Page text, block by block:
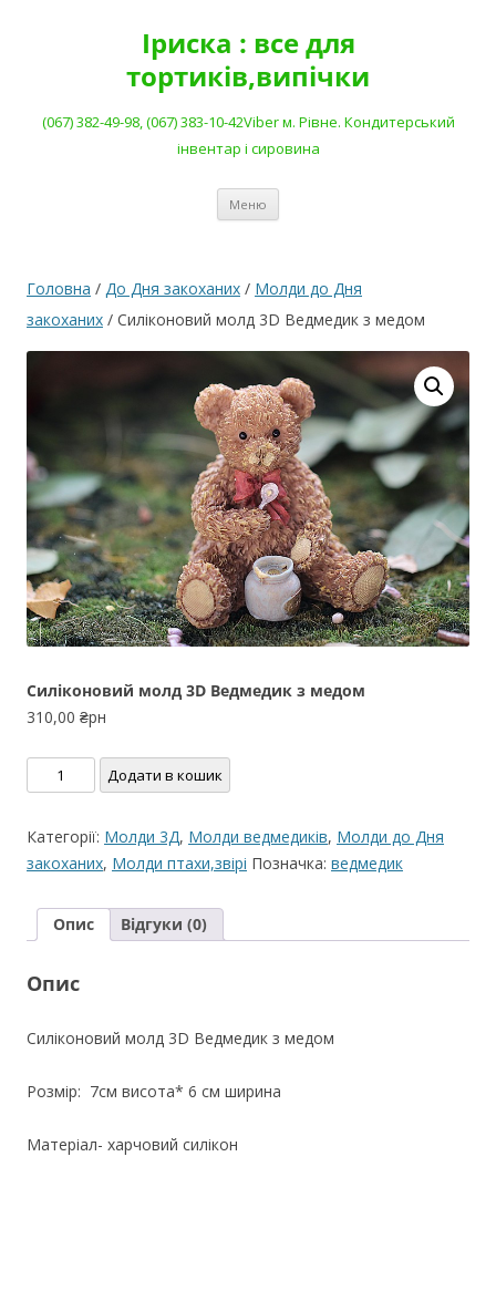
Іриска : все для
тортиків,випічки
(067) 382-49-98, (067) 383-10-42Viber м. Рівне. Кондитерський
інвентар і сировина
Меню
Головна / До Дня закоханих / Молди до Дня
закоханих / Силіконовий молд 3D Ведмедик з медом
Силіконовий молд 3D Ведмедик з медом
310,00 ₴рн
Силіконовий
молд
Ведмедик
з
кількість
Додати в кошик
Категорії: Молди 3Д, Молди ведмедиків, Молди до Дня
закоханих, Молди птахи,звірі Позначка: ведмедик
Опис Відгуки (0)
Опис
Силіконовий молд 3D Ведмедик з медом
Розмір: 7см висота* 6 см ширина
Матеріал- харчовий силікон